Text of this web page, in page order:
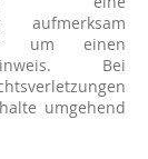
aufmerksam
um einen
Bei
umgehend